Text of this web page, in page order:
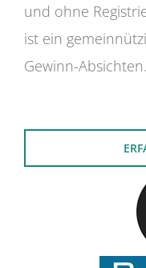
und ohne
ist ein
Gewinn-Absichten.